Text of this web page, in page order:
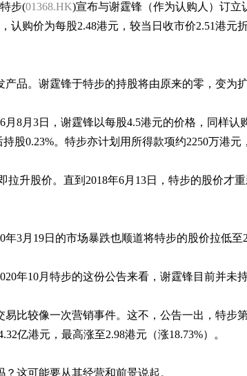
步(01368.HK)宣布与谢霆锋（作为认购人）订立
认购价为每股2.48港元，较当日收市价2.51港元
品。谢霆锋于特步的持股将由原来的零，变为扩
8月3日，谢霆锋以每股4.5港元的价格，同样认
股0.23%。特步亦计划用所得款项约2250万港元
升股价。直到2018年6月13日，特步的股价才重
3月19日的市场暴跌也顺道将特步的股价拉低至
年10月特步的这份公告来看，谢霆锋目前并未持
比较像一次营销事件。这不，公告一出，特步
亿港元，最高涨至2.98港元（涨18.73%）。
这可能要从其经营和前景说起。